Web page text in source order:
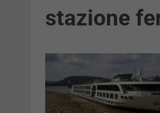
stazione